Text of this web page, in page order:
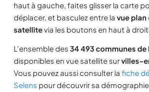
haut à gauche, faites glisser la carte
déplacer, et basculez entre la vue plan
satellitevia les boutons en haut à
L'ensemble des 34 493 communes de
disponibles en vue satellite survilles-
Vous pouvez aussi consulter la fiche
Selens pour découvrir sa